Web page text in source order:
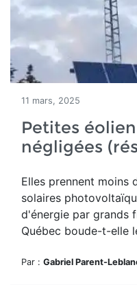
11 mars, 2025
Petites
négligées
Elles prennent moins
solaires
d'énergie par grands
Québec boude-t-elle
Par : Gabriel Parent-